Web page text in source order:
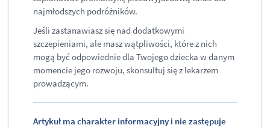
najmłodszych podróżników.
Jeśli zastanawiasz się nad dodatkowymi
szczepieniami, ale masz wątpliwości, które z nich
mogą być odpowiednie dla Twojego dziecka w danym
momencie jego rozwoju, skonsultuj się z lekarzem
prowadzącym.
Artykuł ma charakter informacyjny i nie zastępuje